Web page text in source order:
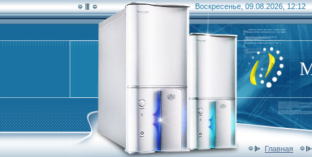
Воскресенье, 09.08.2026, 12:12
Главная